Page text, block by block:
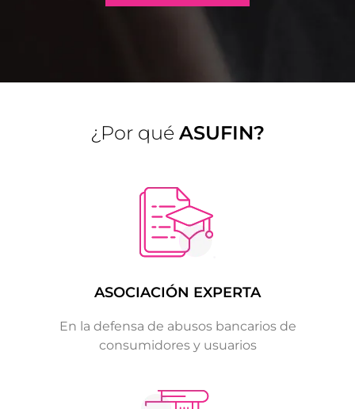
¿Por qué ASUFIN?
ASOCIACIÓN EXPERTA
En la defensa de abusos bancarios de
consumidores y usuarios